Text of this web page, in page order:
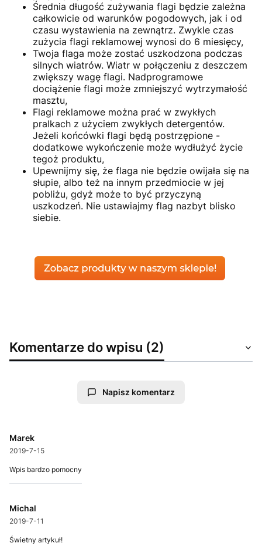
Średnia długość zużywania flagi będzie zależna
całkowicie od warunków pogodowych, jak i od
czasu wystawienia na zewnątrz. Zwykle czas
zużycia flagi reklamowej wynosi do 6 miesięcy,
Twoja flaga może zostać uszkodzona podczas
silnych wiatrów. Wiatr w połączeniu z deszczem
zwiększy wagę flagi. Nadprogramowe
dociążenie flagi może zmniejszyć wytrzymałość
masztu,
Flagi reklamowe można prać w zwykłych
pralkach z użyciem zwykłych detergentów.
Jeżeli końcówki flagi będą postrzępione -
dodatkowe wykończenie może wydłużyć życie
tegoż produktu,
Upewnijmy się, że flaga nie będzie owijała się na
słupie, albo też na innym przedmiocie w jej
pobliżu, gdyż może to być przyczyną
uszkodzeń. Nie ustawiajmy flag nazbyt blisko
siebie.
Komentarze do wpisu (2)
Napisz komentarz
Marek
2019-7-15
Wpis bardzo pomocny
Michal
2019-7-11
Świetny artykuł!